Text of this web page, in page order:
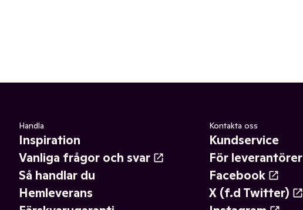
Handla
Inspiration
Vanliga frågor och svar
Så handlar du
Hemleverans
Kontakta oss
Kundservice
För leverantörer
Facebook
X (f.d Twitter)